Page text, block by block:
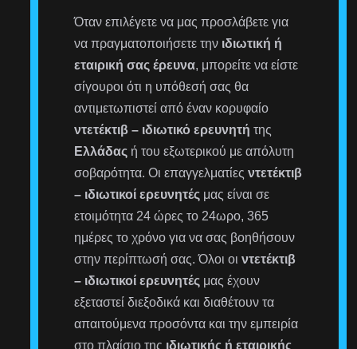
Όταν επιλέγετε να μας προσλάβετε για
να πραγματοποιήσετε την ιδιωτική ή
εταιρική σας έρευνα, μπορείτε να είστε
σίγουροι ότι η υπόθεσή σας θα
αντιμετωπιστεί από έναν κορυφαίο
ντετέκτιβ – ιδιωτικό ερευνητή της
Ελλάδας ή του εξωτερικού με απόλυτη
σοβαρότητα. Οι επαγγελματίεςντετέκτιβ
– ιδιωτικοί ερευνητές μας είναι σε
ετοιμότητα 24 ώρες το 24ωρο, 365
ημέρες το χρόνο για να σας βοηθήσουν
στην περίπτωσή σας. Όλοι οιντετέκτιβ
– ιδιωτικοί ερευνητές μας έχουν
εξεταστεί διεξοδικά και διαθέτουν τα
απαιτούμενα προσόντα και την εμπειρία
στο πλαίσιο της ιδιωτικής ή εταιρικής